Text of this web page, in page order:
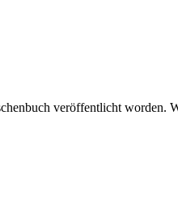
veröffentlicht worden.